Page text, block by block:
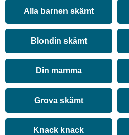
Alla barnen skämt
Blondin skämt
Din mamma
Grova skämt
Knack knack